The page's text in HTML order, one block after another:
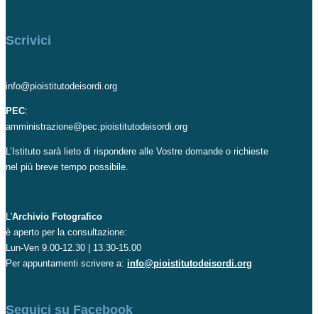
Scrivici
info@pioistitutodeisordi.org
PEC:
amministrazione@pec.pioistitutodeisordi.org
L’Istituto sarà lieto di rispondere alle Vostre domande o richieste
nel più breve tempo possibile.
L'Archivio Fotografico
è aperto per la consultazione:
Lun-Ven 9.00-12.30 | 13.30-15.00
Per appuntamenti scrivere a: info@pioistitutodeisordi.org
Seguici su Facebook